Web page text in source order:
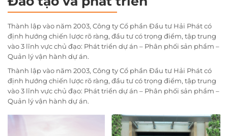
Thành lập vào năm 2003, Công ty Cổ phần Đầu tư Hải Phát có
định hướng chiến lược rõ ràng, đầu tư có trọng điểm, tập trung
vào 3 lĩnh vực chủ đạo: Phát triển dự án – Phân phối sản phẩm –
Quản lý vận hành dự án.
Thành lập vào năm 2003, Công ty Cổ phần Đầu tư Hải Phát có
định hướng chiến lược rõ ràng, đầu tư có trọng điểm, tập trung
vào 3 lĩnh vực chủ đạo: Phát triển dự án – Phân phối sản phẩm –
Quản lý vận hành dự án.